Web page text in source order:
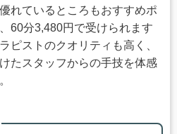
れているところもおすすめポ
60分3,480円で受けられます
ピストのクオリティも高く、
たスタッフからの手技を体感